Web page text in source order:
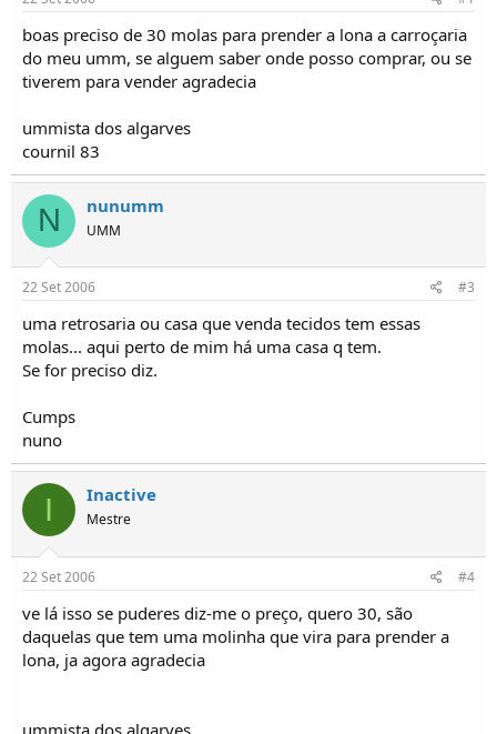
o
r
e
T
p
i
c
o
s
í
i
o
boas preciso de 30 molas para prender a lona a carroçaria
do meu umm, se alguem saber onde posso comprar, ou se
tiverem para vender agradecia
ummista dos algarves
cournil 83
N nunumm
UMM
22 Set 2006 #3
uma retrosaria ou casa que venda tecidos tem essas
molas... aqui perto de mim há uma casa q tem.
Se for preciso diz.
Cumps
nuno
I Inactive
Mestre
22 Set 2006 #4
ve lá isso se puderes diz-me o preço, quero 30, são
daquelas que tem uma molinha que vira para prender a
lona, ja agora agradecia
ummista dos algarves